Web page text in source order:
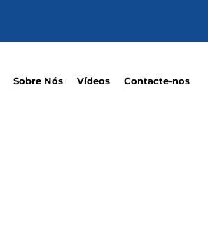
Sobre Nós Vídeos Contacte-nos